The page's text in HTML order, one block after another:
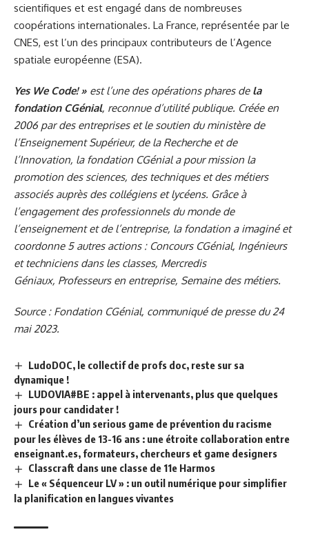
scientifiques et est engagé dans de nombreuses
coopérations internationales. La France, représentée par le
CNES, est l’un des principaux contributeurs de l’Agence
spatiale européenne (ESA).
Yes We Code!» est l’une des opérations phares de la
fondation CGénial, reconnue d’utilité publique. Créée en
2006 par des entreprises et le soutien du ministère de
l’Enseignement Supérieur, de la Recherche et de
l’Innovation, la fondation CGénial a pour mission la
promotion des sciences, des techniques et des métiers
associés auprès des collégiens et lycéens. Grâce à
l’engagement des professionnels du monde de
l’enseignement et de l’entreprise, la fondation a imaginé et
coordonne 5 autres actions : Concours CGénial, Ingénieurs
et techniciens dans les classes, Mercredis
Géniaux, Professeurs en entreprise, Semaine des métiers.
Source : Fondation CGénial, communiqué de presse du 24
mai 2023.
LudoDOC, le collectif de profs doc, reste sur sa
dynamique !
LUDOVIA#BE : appel à intervenants, plus que quelques
jours pour candidater !
Création d’un serious game de prévention du racisme
pour les élèves de 13-16 ans : une étroite collaboration entre
enseignant.es, formateurs, chercheurs et game designers
Classcraft dans une classe de 11e Harmos
Le « Séquenceur LV » : un outil numérique pour simplifier
la planification en langues vivantes